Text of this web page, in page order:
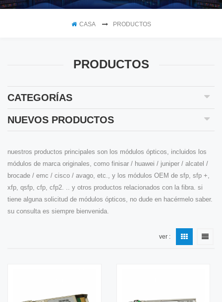
CASA PRODUCTOS
PRODUCTOS
CATEGORÍAS
NUEVOS PRODUCTOS
nuestros productos principales son los módulos ópticos, incluidos los
módulos de marca originales, como finisar / huawei / juniper / alcatel /
brocade / emc / cisco / avago, etc., y los módulos OEM de sfp, sfp +,
xfp, qsfp, cfp, cfp2. .. y otros productos relacionados con la fibra. si
tiene alguna solicitud de módulos ópticos, no dude en hacérmelo saber.
su consulta es siempre bienvenida.
ver :